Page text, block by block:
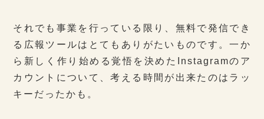
それでも事業を行っている限り、無料で発信でき
る広報ツールはとてもありがたいものです。一か
ら新しく作り始める覚悟を決めたInstagramのア
カウントについて、考える時間が出来たのはラッ
キーだったかも。